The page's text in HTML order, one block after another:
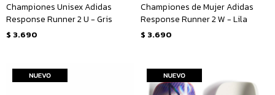
Championes Unisex Adidas
Response Runner 2 U - Gris
$ 3.690
Championes de Mujer Adidas
Response Runner 2 W - Lila
$ 3.690